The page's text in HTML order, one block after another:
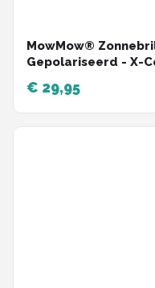
MowMow®
Gepolariseerd - X-
€ 29,95